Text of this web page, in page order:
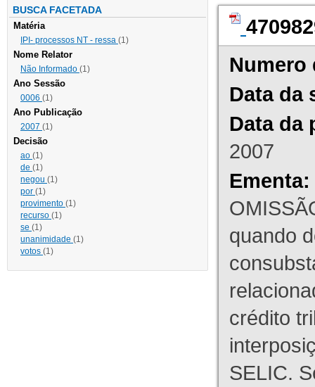
BUSCA FACETADA
Matéria
IPI- processos NT - ressa (1)
Nome Relator
Não Informado (1)
Ano Sessão
0006 (1)
Ano Publicação
2007 (1)
Decisão
ao (1)
de (1)
negou (1)
por (1)
provimento (1)
recurso (1)
se (1)
unanimidade (1)
votos (1)
Numero
Data da
Data da
2007
Ementa:
quando
crédito
SELIC.